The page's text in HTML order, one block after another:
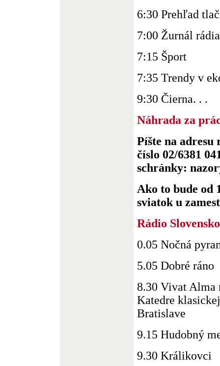
6:30 Prehľad
7:00 Žurnál
7:15 Šport
7:35 Trendy v
9:30 Čierna. . .
Náhrada za
Píšte na adresu
číslo 02/6381
schránky:
Ako to bude od
sviatok u
Rádio Slovensko
0.05 Nočná
5.05 Dobré ráno
8.30 Vivat Alma
Katedre
Bratislave
9.15 Hudobný
9.30 Králikovci